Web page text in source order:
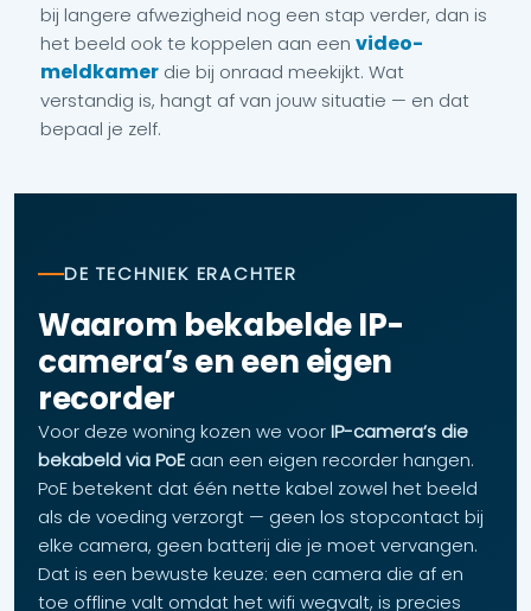
bij langere afwezigheid nog een stap verder, dan is
het beeld ook te koppelen aan een video-
meldkamer die bij onraad meekijkt. Wat
verstandig is, hangt af van jouw situatie — en dat
bepaal je zelf.
DE TECHNIEK ERACHTER
Waarom bekabelde IP-
camera’s en een eigen
recorder
Voor deze woning kozen we voorIP-camera’s die
bekabeld via PoE aan een eigen recorder hangen.
PoE betekent dat één nette kabel zowel het beeld
als de voeding verzorgt — geen los stopcontact bij
elke camera, geen batterij die je moet vervangen.
Dat is een bewuste keuze: een camera die af en
toe offline valt omdat het wifi wegvalt, is precies